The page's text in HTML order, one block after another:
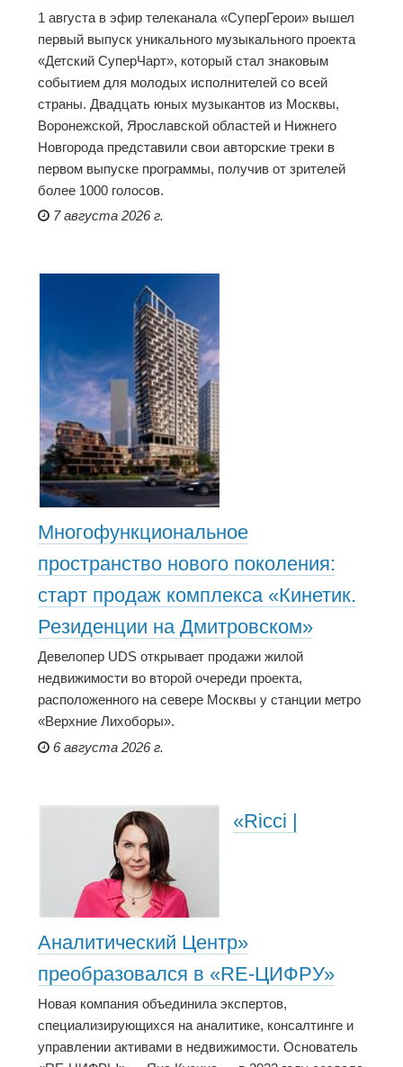
1 августа в эфир телеканала «СуперГерои» вышел
первый выпуск уникального музыкального проекта
«Детский СуперЧарт», который стал знаковым
событием для молодых исполнителей со всей
страны. Двадцать юных музыкантов из Москвы,
Воронежской, Ярославской областей и Нижнего
Новгорода представили свои авторские треки в
первом выпуске программы, получив от зрителей
более 1000 голосов.
7 августа 2026 г.
Многофункциональное
пространство нового поколения:
старт продаж комплекса «Кинетик.
Резиденции на Дмитровском»
Девелопер UDS открывает продажи жилой
недвижимости во второй очереди проекта,
расположенного на севере Москвы у станции метро
«Верхние Лихоборы».
6 августа 2026 г.
«Ricci |
Аналитический Центр»
преобразовался в «RE-ЦИФРУ»
Новая компания объединила экспертов,
специализирующихся на аналитике, консалтинге и
управлении активами в недвижимости. Основатель